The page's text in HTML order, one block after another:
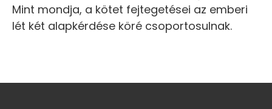
Mint mondja, a kötet fejtegetései az emberi
lét két alapkérdése köré csoportosulnak.